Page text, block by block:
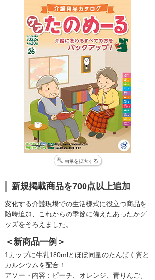
画像を拡大する
新規掲載商品を700点以上追加
変化する介護現場での生活様式に役立つ商品を
随時追加、これからの季節に備えたあったかグ
ッズをそろえました。
＜新商品一例＞
1カップに牛乳180mlとほぼ同量のたんぱく質と
カルシウムを配合！
アソート内容：ピーチ、オレンジ、青りんご、